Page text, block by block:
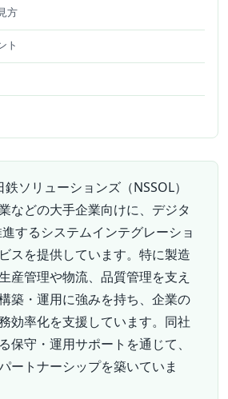
方
ト
鉄ソリューションズ（NSSOL）
などの大手企業向けに、デジタ
するシステムインテグレーショ
スを提供しています。特に製造
産管理や物流、品質管理を支え
築・運用に強みを持ち、企業の
効率化を支援しています。同社
保守・運用サポートを通じて、
ートナーシップを築いていま